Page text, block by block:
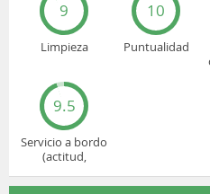
9
Limpieza
10
Puntualidad
9.5
Servicio a bordo
(actitud,